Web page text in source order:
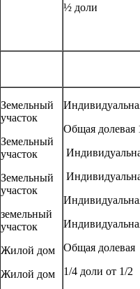
½ доли
Земельный
участок
Земельный
участок
Земельный
участок
земельный
участок
Жилой дом
Жилой дом
Общая долевая
Общая долевая
1/4 доли от 1/2